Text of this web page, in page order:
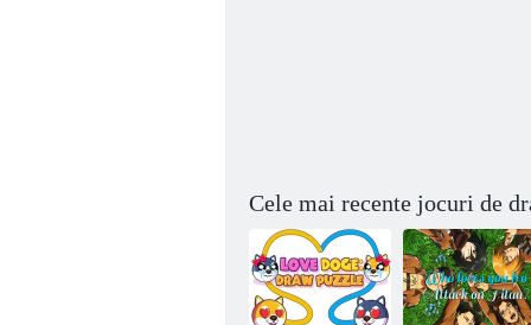
Cele mai recente jocuri de